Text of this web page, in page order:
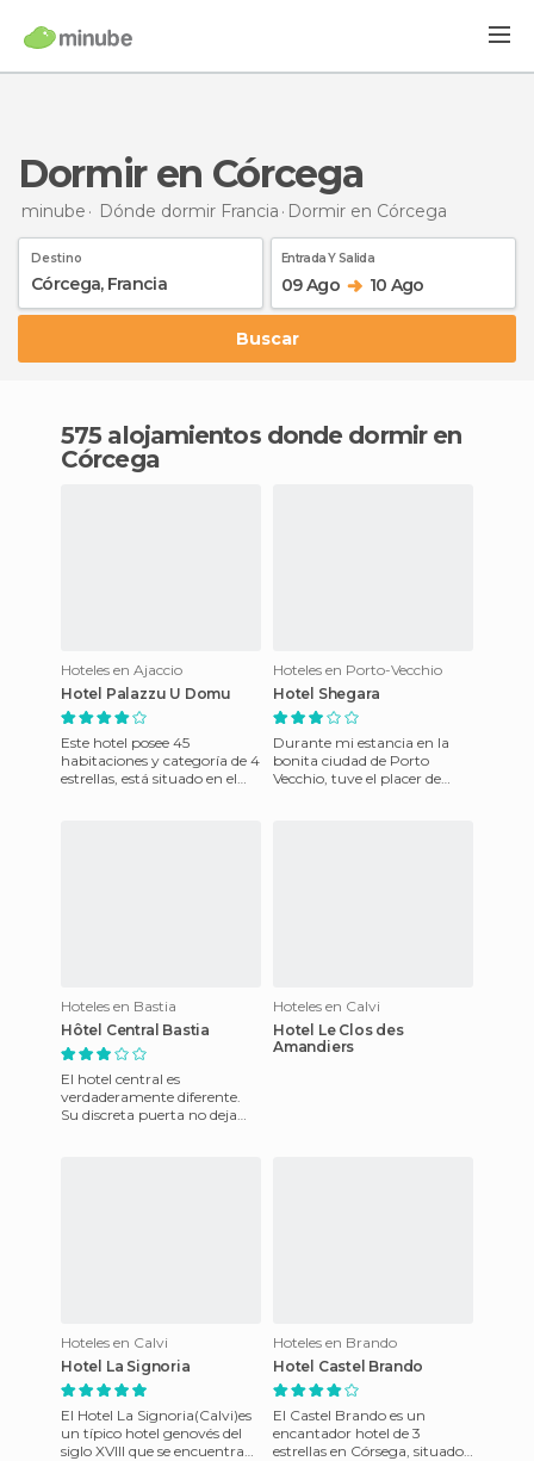
Dormir en Córcega
minube Dónde dormir Francia Dormir en Córcega
Destino Entrada Y Salida
09 Ago 10 Ago
Buscar
575 alojamientos donde dormir en
Córcega
Hoteles en Ajaccio
Hotel Palazzu U Domu
Este hotel posee 45
habitaciones y categoría de 4
estrellas, está situado en el
Hoteles en Porto-Vecchio
Hotel Shegara
Durante mi estancia en la
bonita ciudad de Porto
Vecchio, tuve el placer de
Hoteles en Bastia
Hôtel Central Bastia
El hotel central es
verdaderamente diferente.
Su discreta puerta no deja
Hoteles en Calvi
Hotel Le Clos des
Amandiers
Hoteles en Calvi
Hotel La Signoria
El Hotel La Signoria(Calvi)es
un típico hotel genovés del
siglo XVIII que se encuentra
Hoteles en Brando
Hotel Castel Brando
El Castel Brando es un
encantador hotel de 3
estrellas en Córsega, situado